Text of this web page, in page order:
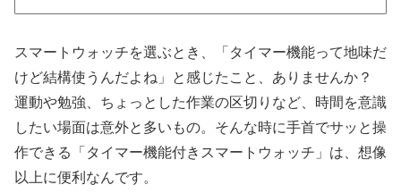
スマートウォッチを選ぶとき、「タイマー機能って地味だ
けど結構使うんだよね」と感じたこと、ありませんか？
運動や勉強、ちょっとした作業の区切りなど、時間を意識
したい場面は意外と多いもの。そんな時に手首でサッと操
作できる「タイマー機能付きスマートウォッチ」は、想像
以上に便利なんです。